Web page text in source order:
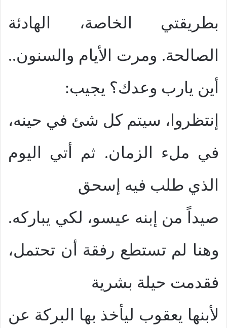
بطريقتي الخاصة، الهادئة
الصالحة. ومرت الأيام والسنون..
أين يارب وعدك؟ يجيب:
إنتظروا، سيتم كل شئ في حينه،
في ملء الزمان. ثم أتي اليوم
الذي طلب فيه إسحق
صيداً من إبنه عيسو، لكي يباركه.
وهنا لم تستطع رفقة أن تحتمل،
فقدمت حيلة بشرية
لأبنها يعقوب ليأخذ بها البركة عن